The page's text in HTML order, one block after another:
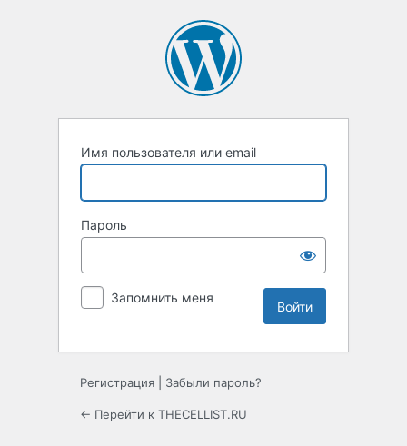
Имя пользователя или email
Пароль
Запомнить меня
Регистрация Забыли пароль?
← Перейти к THECELLIST.RU